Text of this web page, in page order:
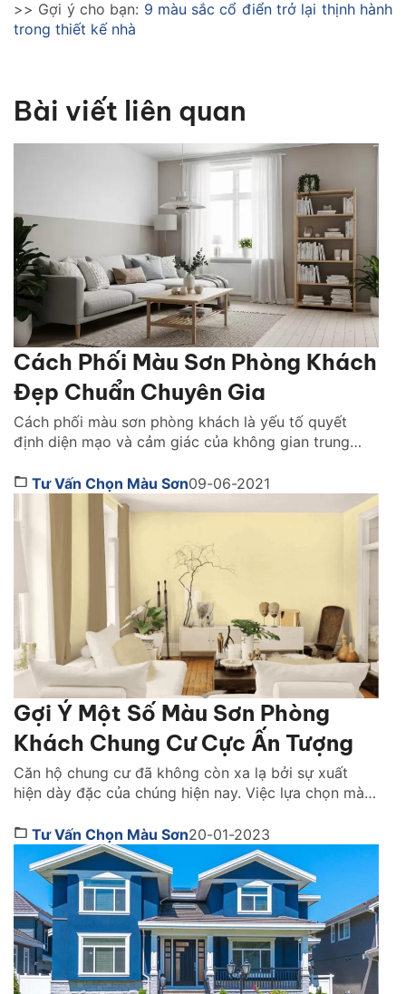
>> Gợi ý cho bạn: 9 màu sắc cổ điển trở lại thịnh hành
trong thiết kế nhà
Bài viết liên quan
Cách Phối Màu Sơn Phòng Khách
Đẹp Chuẩn Chuyên Gia
Cách phối màu sơn phòng khách là yếu tố quyết
định diện mạo và cảm giác của không gian trung
màu sắc đúng không chỉ giúp phòng khách sáng
hơn, sang hơn mà còn tạo cảm giác hài hòa, ấm
cúng và thể hiện gu […]
Tư Vấn Chọn Màu Sơn09-06-2021
Gợi Ý Một Số Màu Sơn Phòng
Khách Chung Cư Cực Ấn Tượng
Căn hộ chung cư đã không còn xa lạ bởi sự xuất
hiện dày đặc của chúng hiện nay. Việc lựa chọn màu
công cũng làm cho không chủ nhà gặp không ít khó
khăn. Nếu bạn cũng đang chưa tìm ra màu […]
Tư Vấn Chọn Màu Sơn20-01-2023